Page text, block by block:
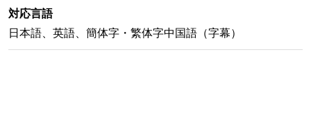
対応言語
日本語、英語、簡体字・繁体字中国語（字幕）